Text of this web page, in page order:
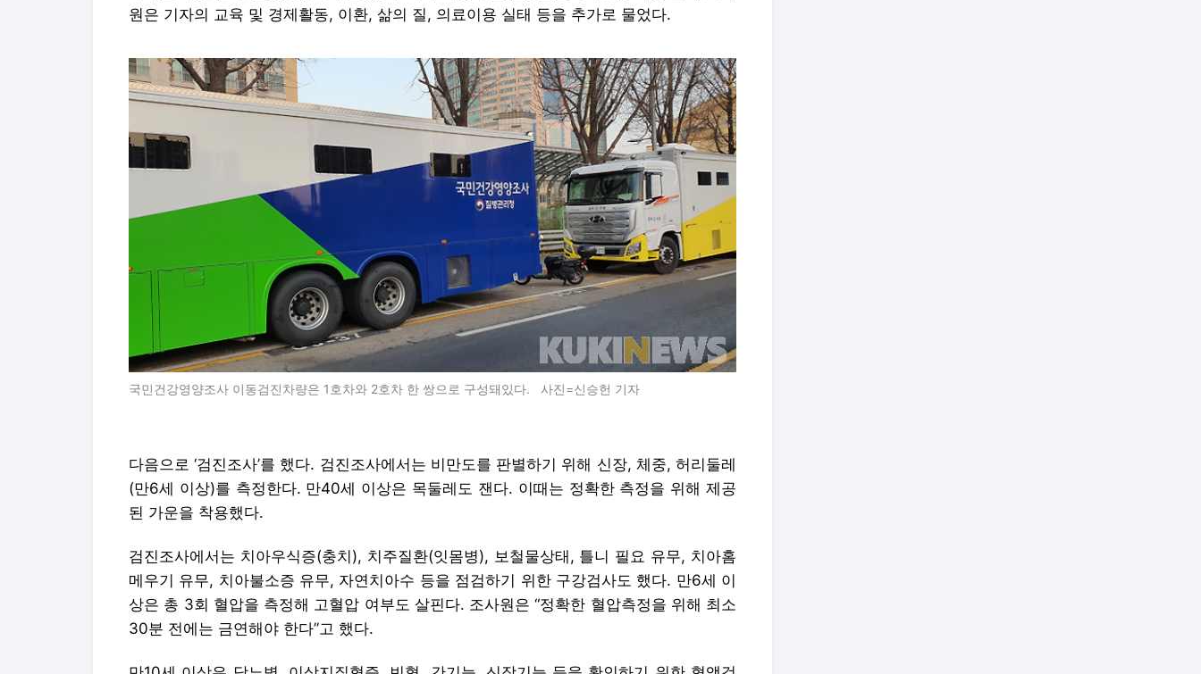
원은 기자의 교육 및 경제활동, 이환, 삶의 질, 의료이용 실태 등을 추가로 물었다.
국민건강영양조사 이동검진차량은 1호차와 2호차 한 쌍으로 구성돼있다. 사진=신승헌 기자
다음으로 ‘검진조사’를 했다. 검진조사에서는 비만도를 판별하기 위해 신장, 체중, 허리둘레
(만6세 이상)를 측정한다. 만40세 이상은 목둘레도 잰다. 이때는 정확한 측정을 위해 제공
된 가운을 착용했다.
검진조사에서는 치아우식증(충치), 치주질환(잇몸병), 보철물상태, 틀니 필요 유무, 치아홈
메우기 유무, 치아불소증 유무, 자연치아수 등을 점검하기 위한 구강검사도 했다. 만6세 이
상은 총 3회 혈압을 측정해 고혈압 여부도 살핀다. 조사원은 “정확한 혈압측정을 위해 최소
30분 전에는 금연해야 한다”고 했다.